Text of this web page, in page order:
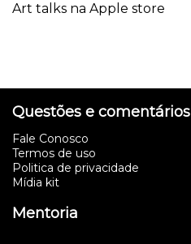
Art talks na Apple store
Questões e comentários
Fale Conosco
Termos de uso
Politica de privacidade
Mídia kit
Mentoria